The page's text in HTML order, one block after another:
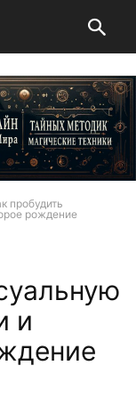
пробудить
рождение
и